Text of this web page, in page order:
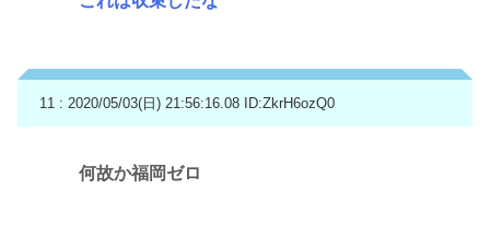
11 : 2020/05/03(日) 21:56:16.08 ID:ZkrH6ozQ0
何故か福岡ゼロ